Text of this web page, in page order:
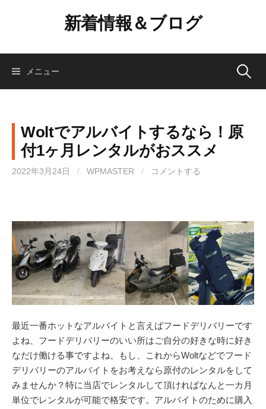
ン
新着情報＆ブログ
メニュー 検
Woltでアルバイトするなら！原
付1ヶ月レンタルがおススメ
2022年3月24日 / WPMASTER / コメントする
最近一番ホットなアルバイトと言えばフードデリバリーです
よね、フードデリバリーのいい所はご自分の好きな時に好き
なだけ働ける事ですよね、もし、これからWoltなどでフード
デリバリーのアルバイトをお考えなら原付のレンタルをして
みませんか？特に当店でレンタルして頂ければなんと一カ月
単位でレンタルが可能で格安です。アルバイトのために購入